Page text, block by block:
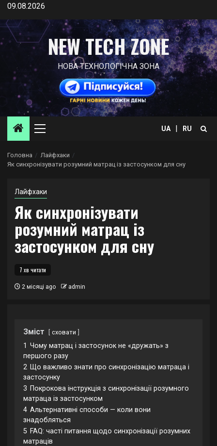
Skip
content
09.08.2026
NEW TECH ZONE
НОВА ТЕХНОЛОГІЧНА ЗОНА
Primary
UA | RU
Головна
Лайфхаки
Як синхронізувати розумний матрац із застосунком для сну
Лайфхаки
Як синхронізувати
розумний матрац із
застосунком для сну
7 хв читати
2 місяці ago admin
Зміст сховати
1 Чому матрац і застосунок не «дружать» з
першого разу
2 Що важливо знати про синхронізацію матраца і
застосунку
3 Покрокова інструкція з синхронізації розумного
матраца із застосунком
4 Альтернативні способи — коли вони
знадобляться
5 FAQ: часті питання щодо синхронізації розумних
матраців